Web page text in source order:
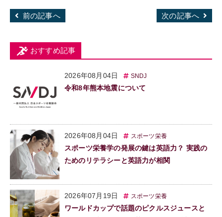
前の記事へ 次の記事へ
おすすめ記事
2026年08月04日 SNDJ
令和8年熊本地震について
2026年08月04日 スポーツ栄養
スポーツ栄養学の発展の鍵は英語力？ 実践の
ためのリテラシーと英語力が相関
2026年07月19日 スポーツ栄養
ワールドカップで話題のピクルスジュースと